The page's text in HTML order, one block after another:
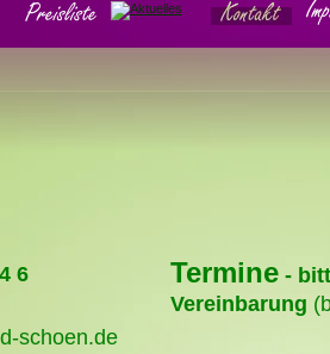
6
schoen.de
Termine -
Vereinbarung